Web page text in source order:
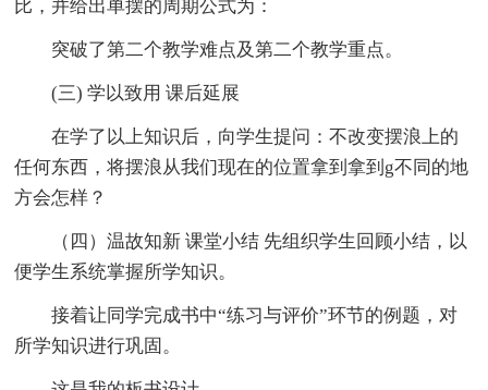
比，并给出单摆的周期公式为：
突破了第二个教学难点及第二个教学重点。
(三) 学以致用 课后延展
在学了以上知识后，向学生提问：不改变摆浪上的
任何东西，将摆浪从我们现在的位置拿到拿到g不同的地
方会怎样？
（四）温故知新 课堂小结 先组织学生回顾小结，以
便学生系统掌握所学知识。
接着让同学完成书中“练习与评价”环节的例题，对
所学知识进行巩固。